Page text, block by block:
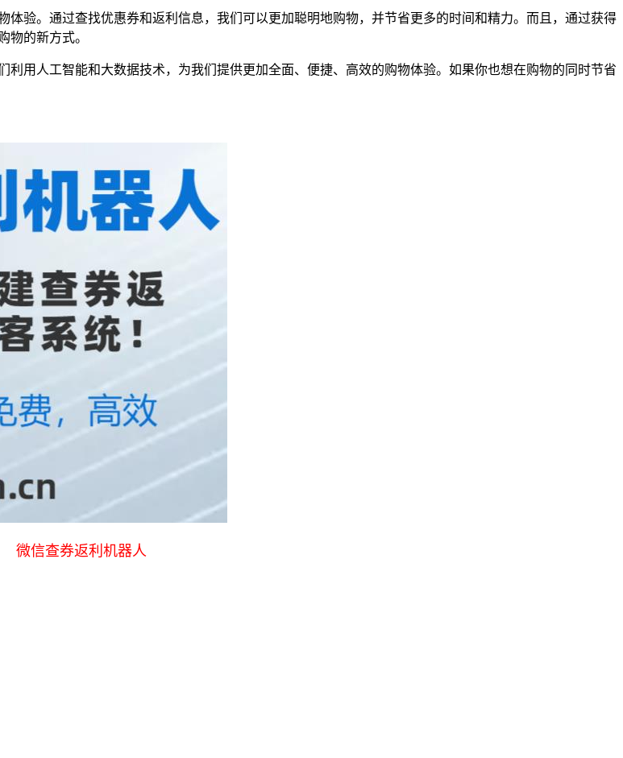
验。通过查找优惠券和返利信息，我们可以更加聪明地购物，并节省更多的时间和精力。而且，通过获得
物的新方式。
用人工智能和大数据技术，为我们提供更加全面、便捷、高效的购物体验。如果你也想在购物的同时节省
微信查券返利机器人